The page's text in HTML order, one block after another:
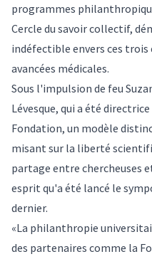
programmes
Cercle du savoir collectif,
indéfectible envers ces
avancées médicales.
Sous l'impulsion de feu
Lévesque, qui a été
Fondation, un modèle
misant sur la liberté
partage entre chercheuses
esprit qu'a été lancé le
dernier.
«La philanthropie
des partenaires comme la